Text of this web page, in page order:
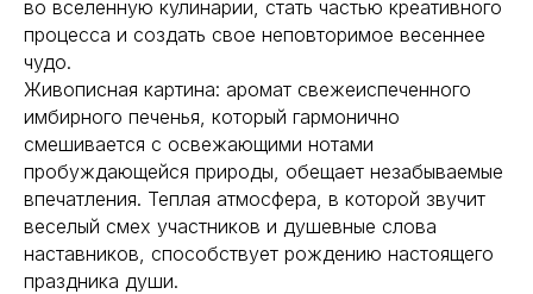
во вселенную кулинарии, стать частью креативного
процесса и создать свое неповторимое весеннее
чудо.
Живописная картина: аромат свежеиспеченного
имбирного печенья, который гармонично
смешивается с освежающими нотами
пробуждающейся природы, обещает незабываемые
впечатления. Теплая атмосфера, в которой звучит
веселый смех участников и душевные слова
наставников, способствует рождению настоящего
праздника души.